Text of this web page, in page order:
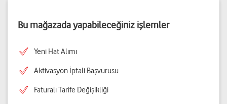
Bu mağazada yapabileceğiniz işlemler
Yeni Hat Alımı
Aktivasyon İptali Başvurusu
Faturalı Tarife Değişikliği